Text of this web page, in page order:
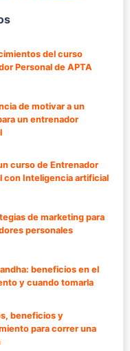
del curso
Personal de APTA
de motivar a un
un entrenador
curso de Entrenador
con Inteligencia artificial
de marketing para
personales
beneficios en el
y cuando tomarla
beneficios y
para correr una